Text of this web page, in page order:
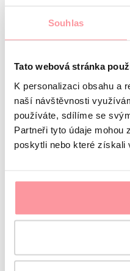
Souhlas
Tato webová stránka
K personalizaci obsahu a
naší návštěvnosti
používáte, sdílíme se
Partneři tyto údaje mohou
poskytli nebo které získali
nebojte se zeptat na
Veškerá komunikace
se pravidly našich Zásad
Nebo